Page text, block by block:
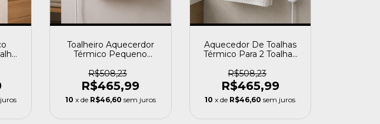
Toalheiro Aquecerdor
Térmico Pequeno
Branco - 100v 100v
R$508,23
R$465,99
10 x de R$46,60 sem juros
Aquecedor De Toalhas
Térmico Para 2 Toalhas
Esquerdo Flape
R$508,23
R$465,99
10 x de R$46,60 sem juros